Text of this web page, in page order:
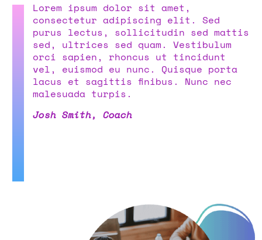
Lorem ipsum dolor sit amet,
consectetur adipiscing elit. Sed
purus lectus, sollicitudin sed mattis
sed, ultrices sed quam. Vestibulum
orci sapien, rhoncus ut tincidunt
vel, euismod eu nunc. Quisque porta
lacus et sagittis finibus. Nunc nec
malesuada turpis.
Josh Smith, Coach